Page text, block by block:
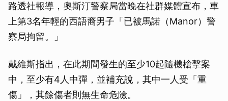
路透社報導，奧斯汀警察局當晚在社群媒體宣布，車
上第3名年輕的西語裔男子「已被馬諾（Manor）警
察局拘留。」
戴維斯指出，在此期間發生的至少10起隨機槍擊案
中，至少有4人中彈，並補充說，其中一人受「重
傷」，其餘傷者則無生命危險。